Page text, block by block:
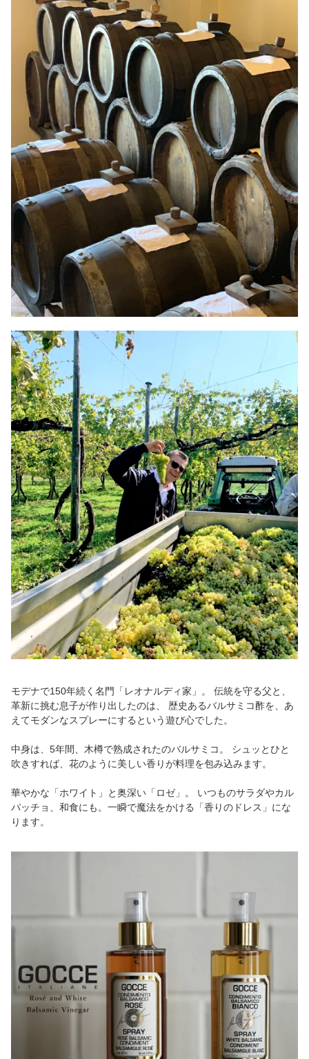
モデナで150年続く名門「レオナルディ家」。 伝統を守る父と、
革新に挑む息子が作り出したのは、 歴史あるバルサミコ酢を、あ
えてモダンなスプレーにするという遊び心でした。
中身は、5年間、木樽で熟成されたのバルサミコ。 シュッとひと
吹きすれば、花のように美しい香りが料理を包み込みます。
華やかな「ホワイト」と奥深い「ロゼ」。 いつものサラダやカル
パッチョ、和食にも。一瞬で魔法をかける「香りのドレス」にな
ります。